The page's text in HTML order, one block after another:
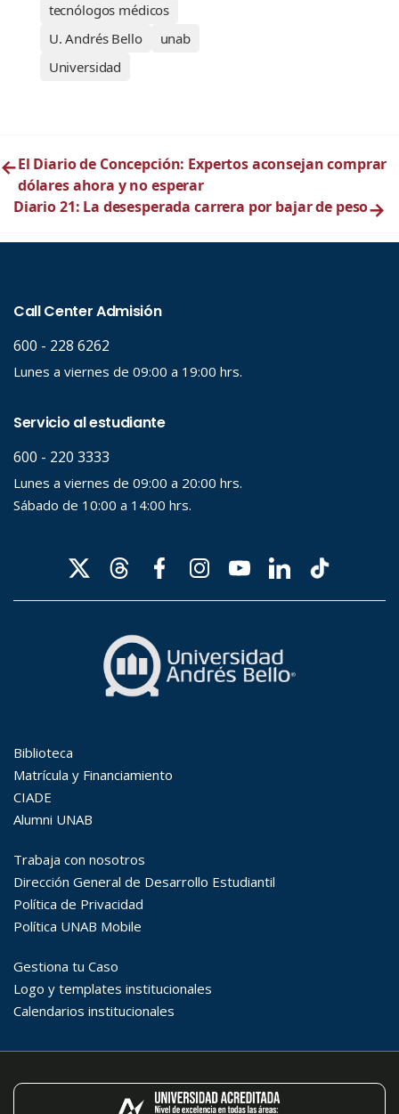
tecnólogos médicos
U. Andrés Bello
unab
Universidad
←El Diario de Concepción: Expertos aconsejan comprar
dólares ahora y no esperar
Diario 21: La desesperada carrera por bajar de peso→